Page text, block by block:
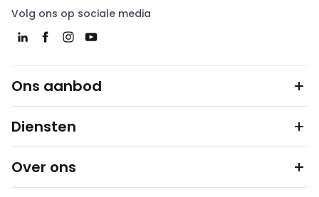
Volg ons op sociale media
Ons aanbod
Diensten
Over ons